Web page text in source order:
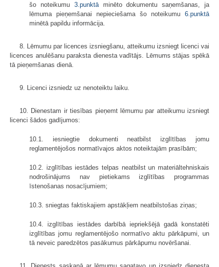
šo noteikumu 3.punktāminēto dokumentu saņemšanas, ja
lēmuma pieņemšanai nepieciešama šo noteikumu 6.punktā
minētā papildu informācija.
8. Lēmumu par licences izsniegšanu, atteikumu izsniegt licenci vai
licences anulēšanu paraksta dienesta vadītājs. Lēmums stājas spēkā
tā pieņemšanas dienā.
9. Licenci izsniedz uz nenoteiktu laiku.
10. Dienestam ir tiesības pieņemt lēmumu par atteikumu izsniegt
licenci šādos gadījumos:
10.1. iesniegtie dokumenti neatbilst izglītības jomu
reglamentējošos normatīvajos aktos noteiktajām prasībām;
10.2. izglītības iestādes telpas neatbilst un materiāltehniskais
nodroši­nājums nav pietiekams izglītības programmas
īstenošanas nosacījumiem;
10.3. sniegtas faktiskajiem apstākļiem neatbilstošas ziņas;
10.4. izglītības iestādes darbībā iepriekšējā gadā konstatēti
izglītības jomu reglamentējošo normatīvo aktu pārkāpumi, un
tā neveic paredzētos pasākumus pārkāpumu novēršanai.